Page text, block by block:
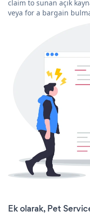
claim to sunan açık
veya for a bargain
Ek olarak, Pet